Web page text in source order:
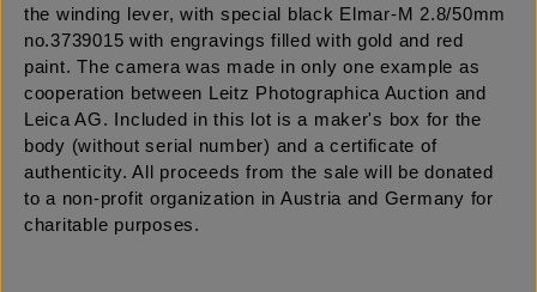
the winding lever, with special black Elmar-M 2.8/50mm
no.3739015 with engravings filled with gold and red
paint. The camera was made in only one example as
cooperation between Leitz Photographica Auction and
Leica AG. Included in this lot is a maker's box for the
body (without serial number) and a certificate of
authenticity. All proceeds from the sale will be donated
to a non-profit organization in Austria and Germany for
charitable purposes.